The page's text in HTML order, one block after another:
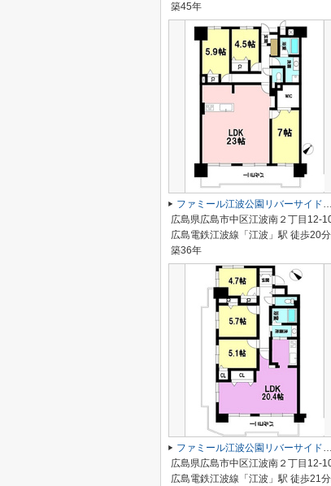
築45年
ファミール江波公園リバーサイド弐番館
広島県広島市中区江波南２丁目12-
広島電鉄江波線「江波」駅 徒歩20分
築36年
ファミール江波公園リバーサイド壱番館
広島県広島市中区江波南２丁目12-
広島電鉄江波線「江波」駅 徒歩21分